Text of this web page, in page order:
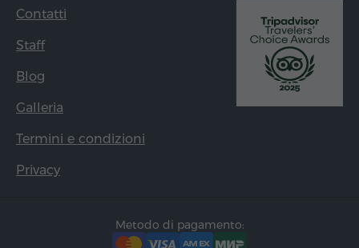
Contatti
Staff
Blog
Galleria
Termini e condizioni
Privacy
Metodo di pagamento: